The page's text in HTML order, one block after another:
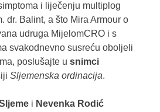
i liječenju multiplog
dr. Balint, a što Mira Armour o
udruga MijelomCRO i s
svakodnevno susreću oboljeli
poslušajte u snimci
Sljemenska ordinacija.
i Nevenka Rodić